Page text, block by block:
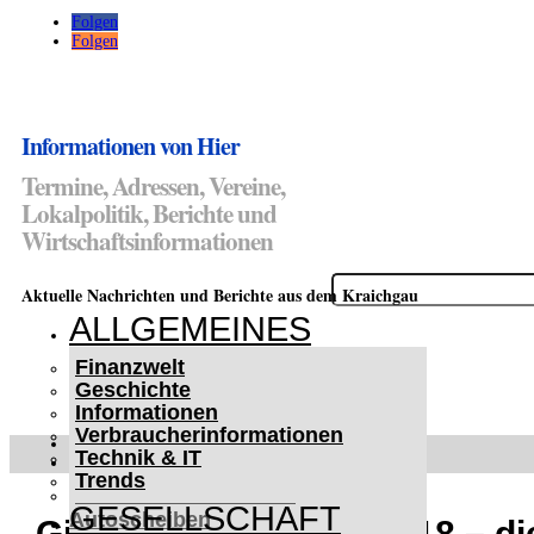
Folgen
Folgen
Informationen von Hier
Termine, Adressen, Vereine,
Lokalpolitik, Berichte und
Wirtschaftsinformationen
Suchen
nach:
Aktuelle Nachrichten und Berichte aus dem Kraichgau
ALLGEMEINES
Finanzwelt
Geschichte
Informationen
Verbraucherinformationen
Technik & IT
Trends
GESELLSCHAFT
WETTERWARNUNGEN
WINTER IM KRAICHGAU
Lifehacks für vereiste
Autoscheiben